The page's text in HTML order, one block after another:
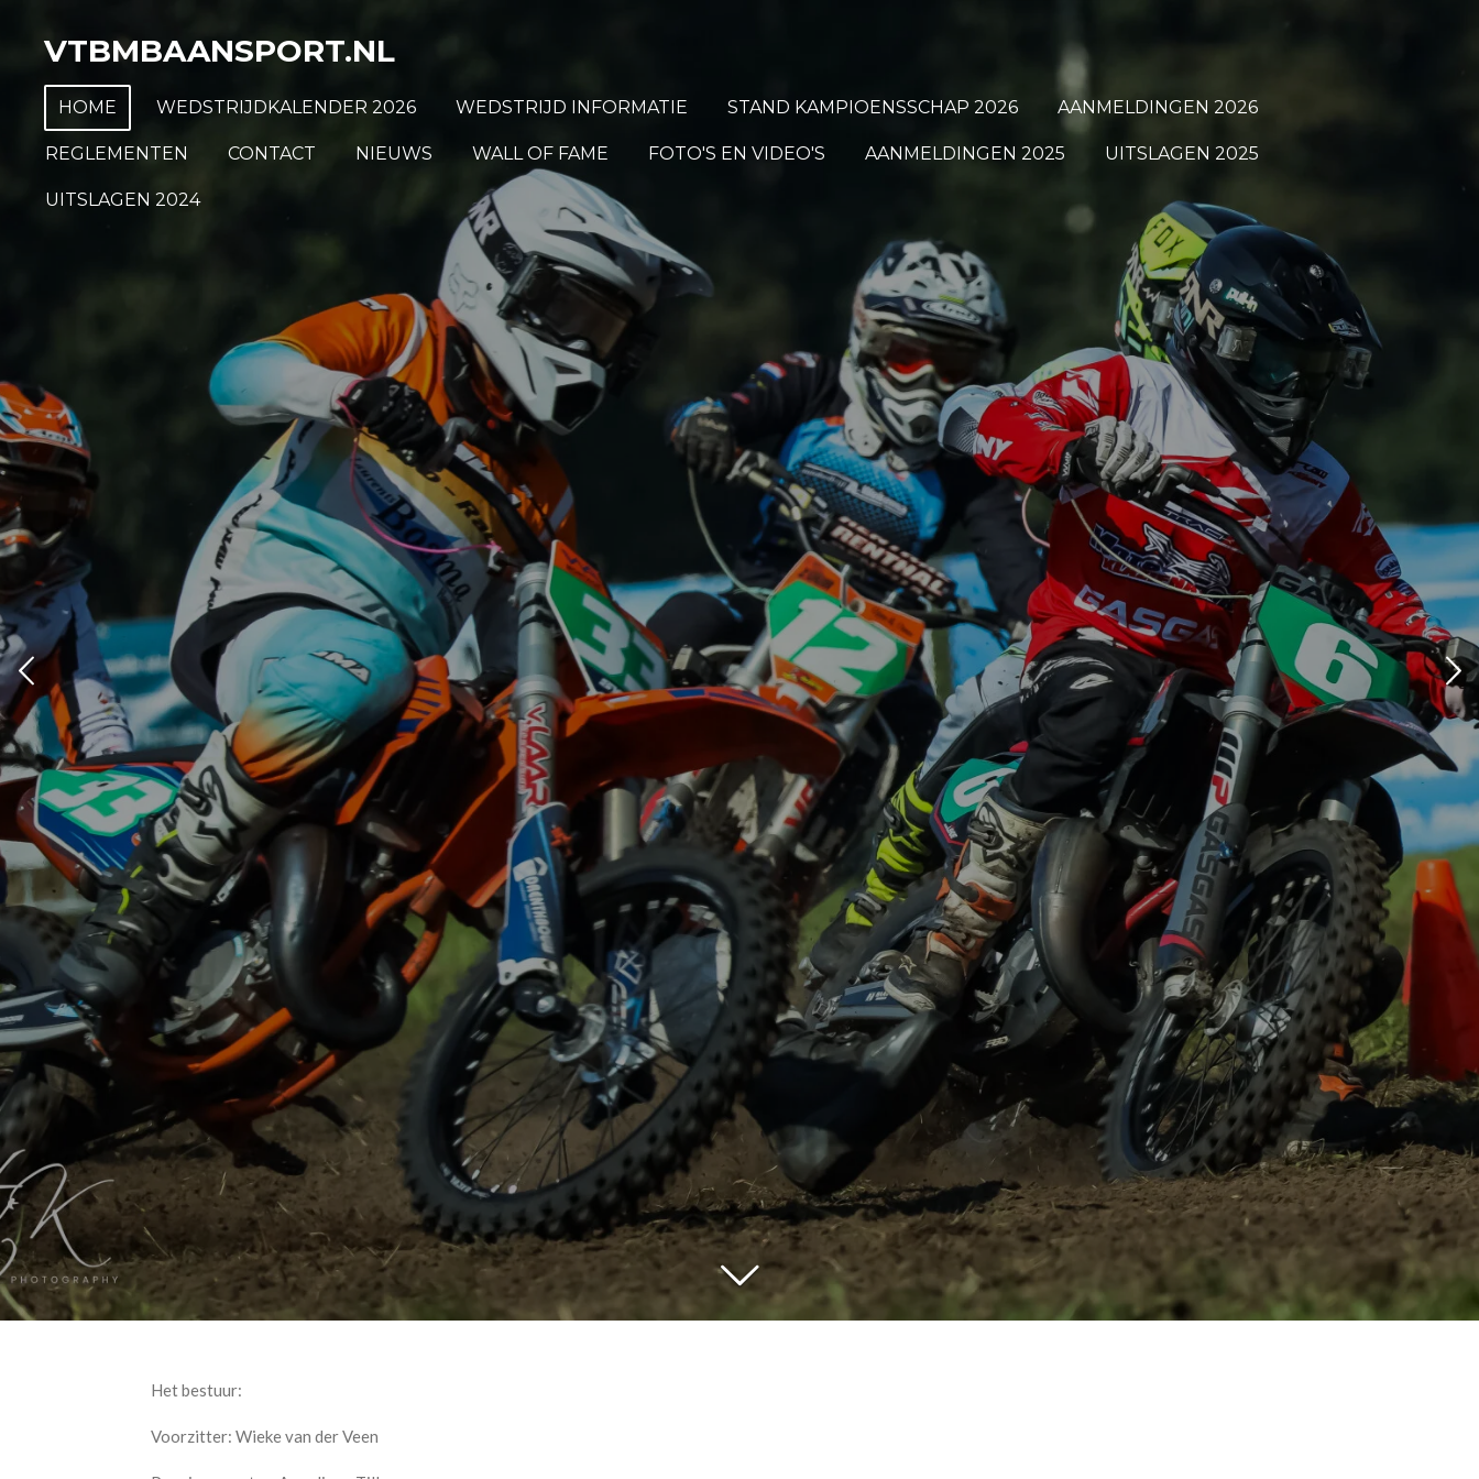
direct
hoofdinhoud
VTBMBAANSPORT.NL
HOME WEDSTRIJDKALENDER 2026 WEDSTRIJD INFORMATIE STAND KAMPIOENSSCHAP 2026 AANMELDINGEN 2026
REGLEMENTEN CONTACT NIEUWS WALL OF FAME FOTO'S EN VIDEO'S AANMELDINGEN 2025 UITSLAGEN 2025
UITSLAGEN 2024
Het bestuur:
Voorzitter: Wieke van der Veen